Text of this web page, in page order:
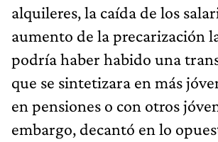
alquileres, la caída de los
aumento de la precarización
podría haber habido una
que se sintetizara en más
en pensiones o con otros
embargo, decantó en lo